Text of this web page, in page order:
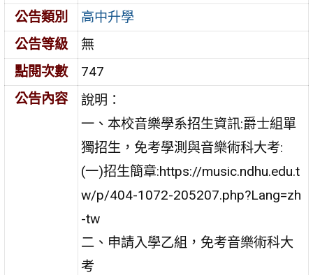
公告類別
高中升學
公告等級
無
點閱次數
747
公告內容
說明：
一、本校音樂學系招生資訊:爵士組單
獨招生，免考學測與音樂術科大考:
(一)招生簡章:https://music.ndhu.edu.t
w/p/404-1072-205207.php?Lang=zh
-tw
二、申請入學乙組，免考音樂術科大
考